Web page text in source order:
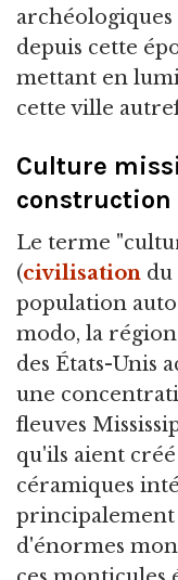
archéologiques
depuis cette
mettant en
cette ville
Culture
Le terme
(civilisation du
population
modo, la
des États-Unis
une
fleuves
qu'ils aient
céramiques
d'énormes